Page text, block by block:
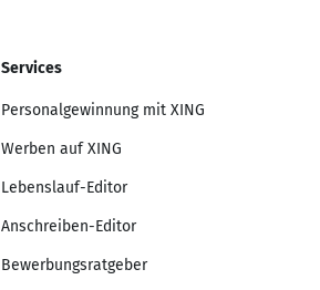
Services
Personalgewinnung mit XING
Werben auf XING
Lebenslauf-Editor
Anschreiben-Editor
Bewerbungsratgeber